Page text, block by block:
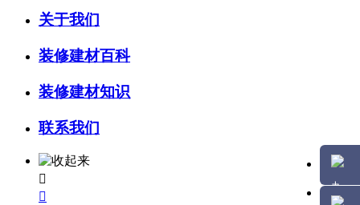
关于我们
装修建材百科
装修建材知识
联系我们

